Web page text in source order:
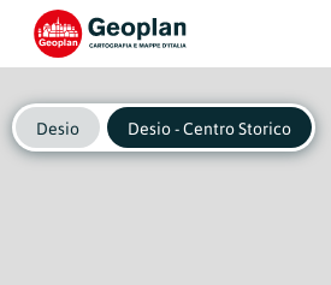
Desio Desio - Centro Storico